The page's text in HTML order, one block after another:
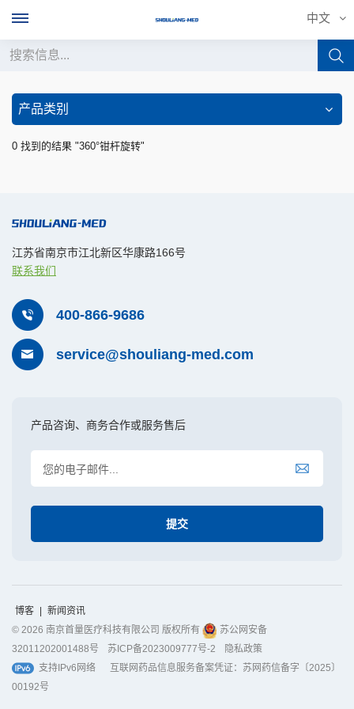
中文
中文
English
产品类别
0 找到的结果 "360°钳杆旋转"
江苏省南京市江北新区华康路166号
联系我们
400-866-9686
service@shouliang-med.com
产品咨询、商务合作或服务售后
博客 | 新闻资讯
© 2026 南京首量医疗科技有限公司 版权所有
苏公网安备
32011202001488号
苏ICP备2023009777号-2
隐私政策
支持IPv6网络
互联网药品信息服务备案凭证：苏网药信备字〔2025〕
00192号